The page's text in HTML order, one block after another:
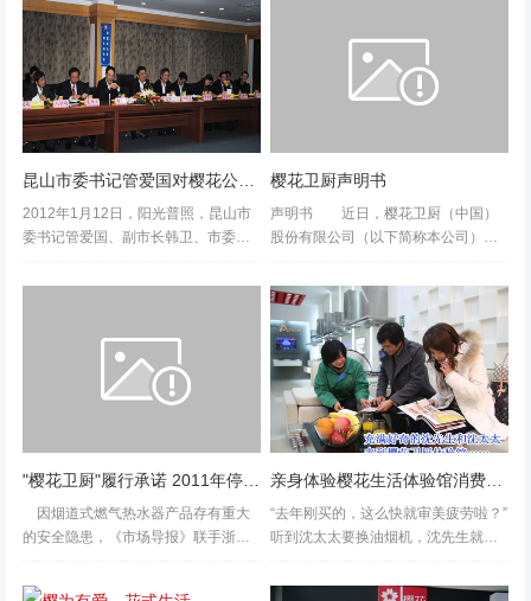
2012年1月12日，阳光普照，昆山市
委书记管爱国、副市长韩卫、市委常
台办、市发改委等各市委办局领导等
樱花卫厨声明书
声明书 近日，樱花卫厨（中国）
股份有限公司（以下简称本公司）不
的投诉或反映，市场上有仿冒、假冒
本公司相关产品的情况出现，从而本
给公司的商标品牌和市场营销造成了
严重的影...
因烟道式燃气热水器产品存有重大
的安全隐患，《市场导报》联手浙江
汰。日前，樱花卫厨(中国)股份有限公
“去年刚买的，这么快就审美疲劳啦？”
听到沈太太要换油烟机，沈先生就叫
的音量比沈先生更高，“这机器滴油漏